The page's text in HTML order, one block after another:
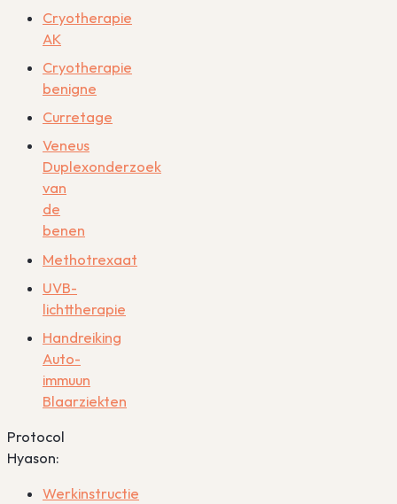
Cryotherapie
AK
Cryotherapie
benigne
Curretage
Veneus
Duplexonderzoek
van
de
benen
Methotrexaat
UVB-
lichttherapie
Handreiking
Auto-
immuun
Blaarziekten
Protocol
Hyason:
Werkinstructie